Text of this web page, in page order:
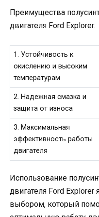
Преимущества
двигателя Ford Explorer:
1. Устойчивость к
окислению и высоким
температурам
2. Надежная смазка и
защита от износа
3. Максимальная
эффективность работы
двигателя
Использование
двигателя Ford
выбором, который